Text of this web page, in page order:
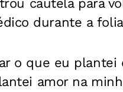
cautela para
durante a
o que eu
amor na